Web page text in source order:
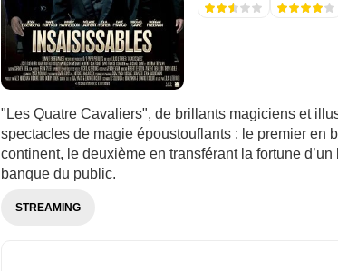
"Les Quatre Cavaliers", de brillants magiciens et
spectacles de magie époustouflants : le premier en
continent, le deuxième en transférant la fortune
banque du public.
STREAMING